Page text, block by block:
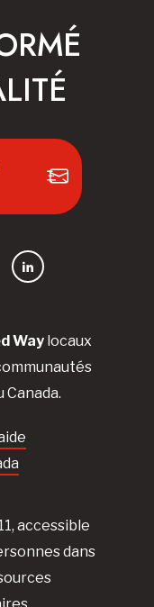
Waylocaux
Canada.
accessible
dans
LinkedIn